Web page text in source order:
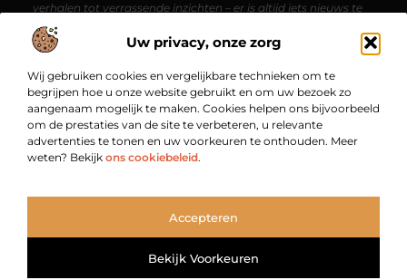
Uw privacy, onze zorg
Wij gebruiken cookies en vergelijkbare technieken om te
begrijpen hoe u onze website gebruikt en om uw bezoek zo
aangenaam mogelijk te maken. Cookies helpen ons bijvoorbeeld
om de prestaties van de site te verbeteren, u relevante
advertenties te tonen en uw voorkeuren te onthouden. Meer
weten? Bekijk ons cookiebeleid.
Accepteren
Bekijk Voorkeuren
verhalen tot verrassende inzichten – er is altijd iets nieuws te
ontdekken voor de nieuwsgierige lezer.
Onze informatie
www.stichtingpoes.nl. All Right Reserved.